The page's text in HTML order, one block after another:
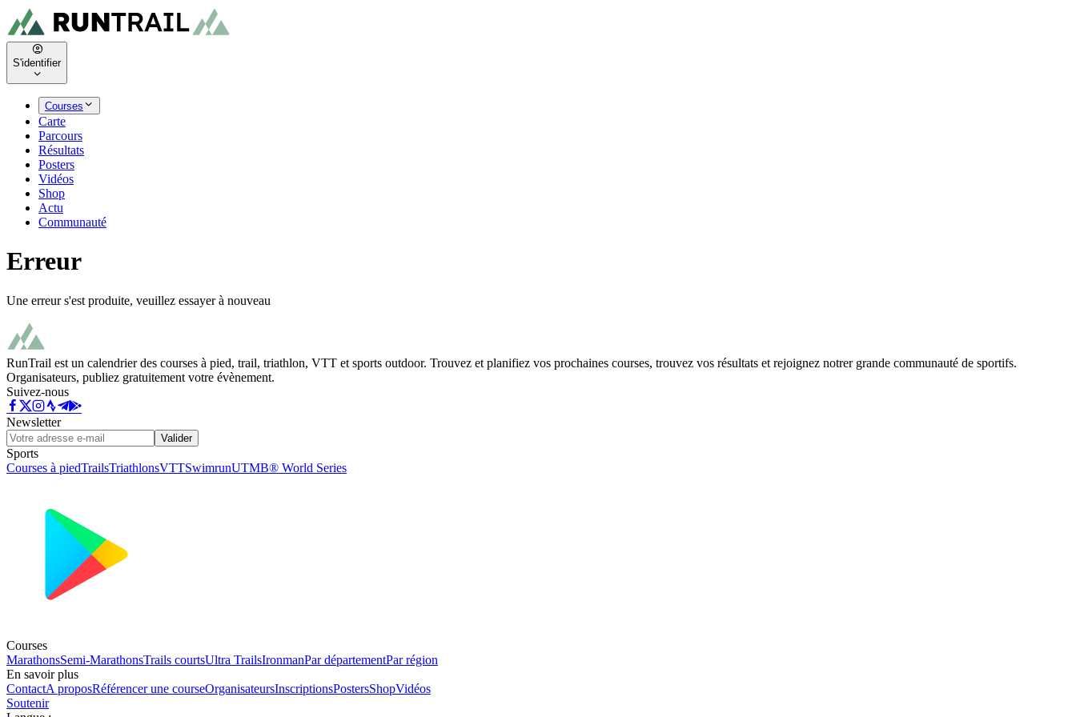
S'identifier
Courses
Carte
Parcours
Résultats
Posters
Vidéos
Shop
Actu
Communauté
Erreur
Une erreur s'est produite, veuillez essayer à nouveau
RunTrail est un calendrier des courses à pied, trail, triathlon, VTT et sports outdoor. Trouvez et planifiez vos prochaines courses, trouvez vos résultats et rejoignez notrer grande communauté de sportifs.
Organisateurs, publiez gratuitement votre évènement.
Suivez-nous
Newsletter
Valider
Sports
Courses à piedTrailsTriathlonsVTTSwimrunUTMB® World Series
Courses
MarathonsSemi-MarathonsTrails courtsUltra TrailsIronmanPar départementPar région
En savoir plus
ContactA proposRéférencer une courseOrganisateursInscriptionsPostersShopVidéos
Soutenir